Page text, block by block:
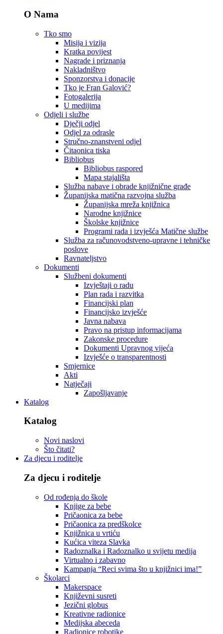
O Nama
Tko smo
Misija i vizija
Kratka povijest
Nagrade i priznanja
Nakladništvo
Sponzorstva i donacije
Tko je Fran Galović?
Fotogalerija
U medijima
Odjeli i službe
Dječji odjel
Odjel za odrasle
Stručno-znanstveni odjel
Čitaonica tiska
Bibliobus
Bibliobus raspored
Mapa stajališta
Služba nabave i obrade knjižnične građe
Županijska matična razvojna služba
Županijska mreža knjižnica
Narodne knjižnice
Školske knjižnice
Programi rada i izvješća Matične službe
Služba za računovodstveno-upravne i tehničke
poslove
Ravnateljstvo
Dokumenti
Službeni dokumenti
Izvještaji o radu
Plan rada i razvitka
Financijski plan
Financijsko izvješće
Javna nabava
Pravo na pristup informacijama
Zakonske procedure
Dokumenti Upravnog vijeća
Izvješće o transparentnosti
Smjernice
Akti
Natječaji
Zapošljavanje
Katalog
Katalog
Novi naslovi
Što čitati?
Za djecu i roditelje
Za djecu i roditelje
Od rođenja do škole
Knjige za bebe
Pričaonica za bebe
Pričaonica za predškolce
Knjižnica u vrtiću
Kućica viteza Slavka
Radoznalka i Radoznalko u svijetu medija
Virtualno i zabavno
Kampanja “Reci svima što u knjižnici ima!”
Školarci
Makerspace
Književni susreti
Jezični globus
Kreativne radionice
Medijska abeceda
Radionice robotike